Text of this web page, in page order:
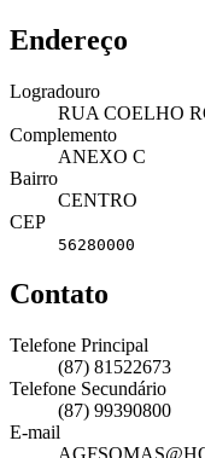
Endereço
Logradouro
RUA COELHO
Complemento
ANEXO C
Bairro
CENTRO
CEP
56280000
Contato
Telefone Principal
(87) 81522673
Telefone Secundário
(87) 99390800
E-mail